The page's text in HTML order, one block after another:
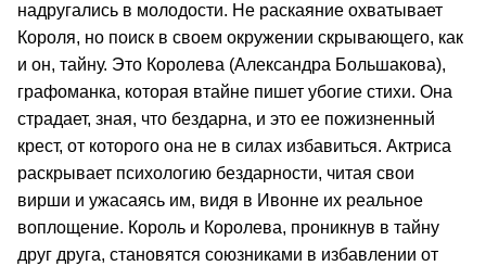
надругались в молодости. Не раскаяние охватывает
Короля, но поиск в своем окружении скрывающего, как
и он, тайну. Это Королева (Александра Большакова),
графоманка, которая втайне пишет убогие стихи. Она
страдает, зная, что бездарна, и это ее пожизненный
крест, от которого она не в силах избавиться. Актриса
раскрывает психологию бездарности, читая свои
вирши и ужасаясь им, видя в Ивонне их реальное
воплощение. Король и Королева, проникнув в тайну
друг друга, становятся союзниками в избавлении от